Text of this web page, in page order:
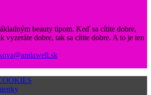
beauty tipom. Keď sa cítite dobre,
vyzeráte dobre, tak sa cítite dobre. A to je ten